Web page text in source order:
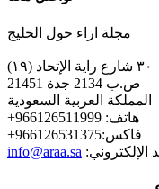
مجلة اراء حول الخليج
٣٠ شارع راية الإتحاد (١٩)
ص.ب 2134 جدة 21451
المملكة العربية السعودية
+هاتف: 966126511999
+فاكس:966126531375
info@araa.sa الإلكتروني